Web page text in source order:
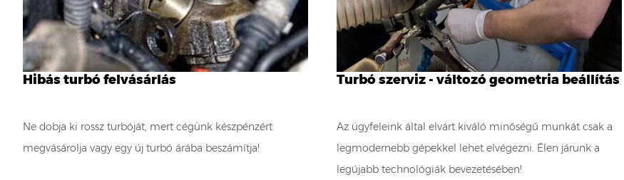
Hibás turbó felvásárlás
Ne dobja ki rossz turbóját, mert cégünk készpénzért
megvásárolja vagy egy új turbó árába beszámítja!
Turbó szerviz - változó geometria beállítás
Az ügyfeleink által elvárt kiváló minőségű munkát csak a
legmodernebb gépekkel lehet elvégezni. Élen járunk a
legújabb technológiák bevezetésében!